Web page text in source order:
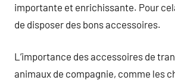
importante et enrichissante. Pour
de disposer des bons accessoires.
L’importance des accessoires de
animaux de compagnie, comme les